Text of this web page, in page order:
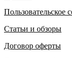
Пользовательское
Статьи и обзоры
Договор оферты